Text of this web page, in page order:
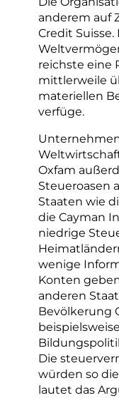
anderem auf
Credit
reichste eine
mittlerweile
materiellen
verfüge.
Oxfam
Steueroasen
Staaten wie
die Cayman
niedrige
wenige
Konten
anderen
Bevölkerung
Die
würden so
lautet das